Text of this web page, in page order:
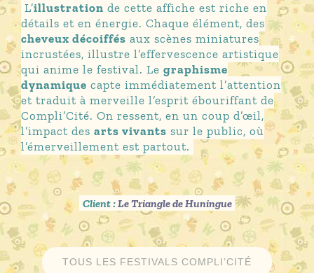
L’illustration de cette affiche est riche en
détails et en énergie. Chaque élément, des
cheveux décoiffés aux scènes miniatures
incrustées, illustre l’effervescence artistique
qui anime le festival. Le graphisme
dynamique capte immédiatement l’attention
et traduit à merveille l’esprit ébouriffant de
Compli’Cité. On ressent, en un coup d’œil,
l’impact des arts vivants sur le public, où
l’émerveillement est partout.
Client :Le Triangle de Huningue
TOUS LES FESTIVALS COMPLI’CITÉ